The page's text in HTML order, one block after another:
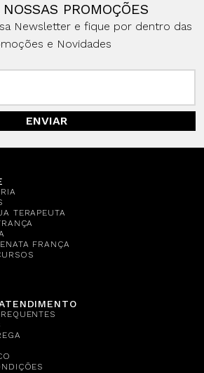
PROMOÇÕES
Newsletter e fique por dentro das
e Novidades
ENVIAR
TERAPEUTA
FRANÇA